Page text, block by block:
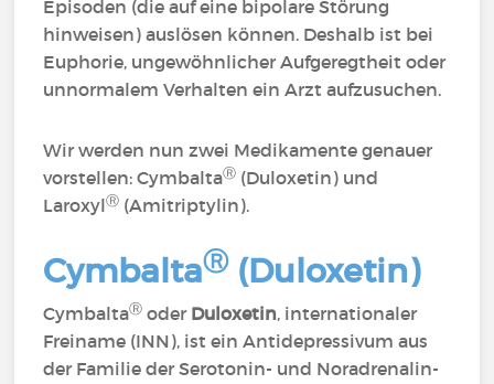
Episoden (die auf eine bipolare Störung
hinweisen) auslösen können. Deshalb ist bei
Euphorie, ungewöhnlicher Aufgeregtheit oder
unnormalem Verhalten ein Arzt aufzusuchen.
Wir werden nun zwei Medikamente genauer
vorstellen: CymbaltaⓇ (Duloxetin) und
LaroxylⓇ (Amitriptylin).
CymbaltaⓇ(Duloxetin)
CymbaltaⓇ oder Duloxetin, internationaler
Freiname (INN), ist ein Antidepressivum aus
der Familie der Serotonin- und Noradrenalin-